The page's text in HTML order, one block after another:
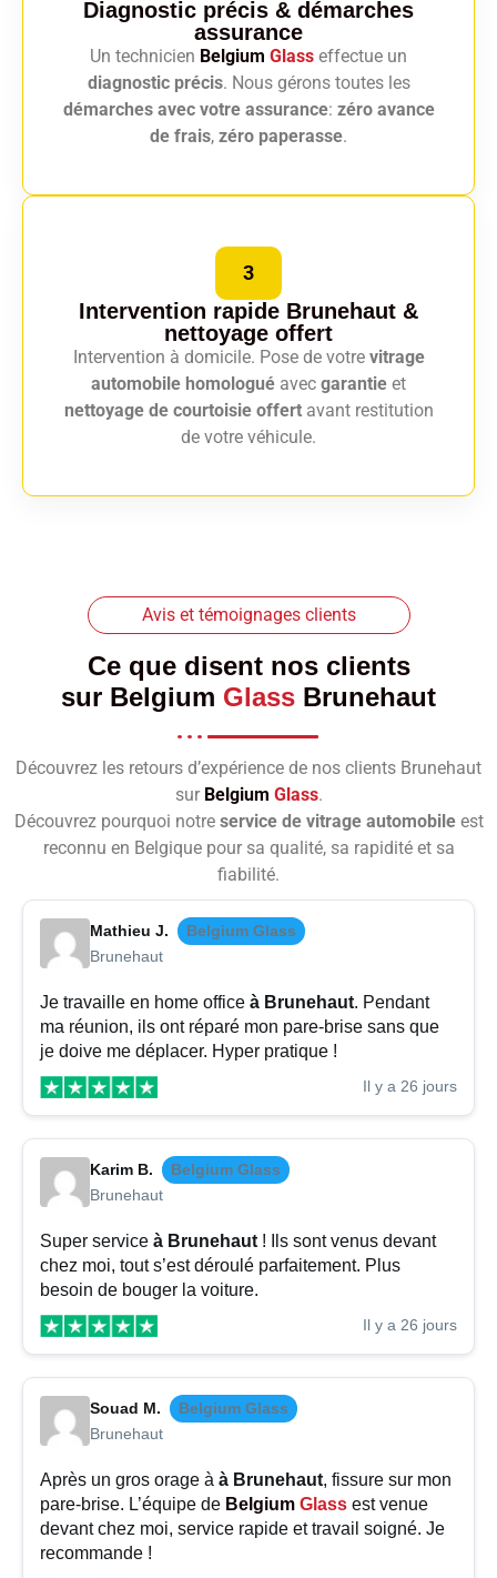
Diagnostic précis & démarches
assurance
Un technicien Belgium Glass effectue un
diagnostic précis. Nous gérons toutes les
démarches avec votre assurance: zéro avance
de frais, zéro paperasse.
3
Intervention rapide Brunehaut &
nettoyage offert
Intervention à domicile. Pose de votre vitrage
automobile homologué avec garantie et
nettoyage de courtoisie offertavant restitution
de votre véhicule.
Avis et témoignages clients
Ce que disent nos clients
sur Belgium Glass Brunehaut
Découvrez les retours d’expérience de nos clients Brunehaut
sur Belgium Glass.
Découvrez pourquoi notre service de vitrage automobileest
reconnu en Belgique pour sa qualité, sa rapidité et sa
fiabilité.
Mathieu J.
Belgium Glass
Brunehaut
Je travaille en home office à Brunehaut. Pendant
ma réunion, ils ont réparé mon pare-brise sans que
je doive me déplacer. Hyper pratique !
Il y a 26 jours
Karim B.
Belgium Glass
Brunehaut
Super service à Brunehaut ! Ils sont venus devant
chez moi, tout s’est déroulé parfaitement. Plus
besoin de bouger la voiture.
Il y a 26 jours
Souad M.
Belgium Glass
Brunehaut
Après un gros orage à à Brunehaut, fissure sur mon
pare-brise. L’équipe de Belgium Glass est venue
devant chez moi, service rapide et travail soigné. Je
recommande !